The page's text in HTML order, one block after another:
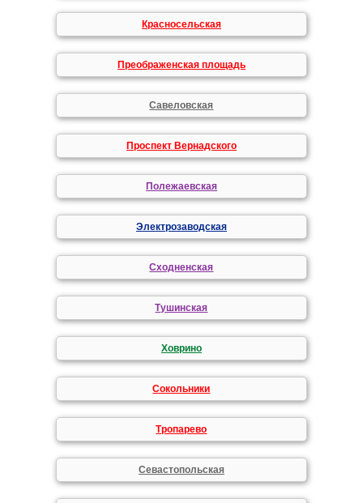
Красносельская
Преображенская площадь
Савеловская
Проспект Вернадского
Полежаевская
Электрозаводская
Сходненская
Тушинская
Ховрино
Сокольники
Тропарево
Севастопольская